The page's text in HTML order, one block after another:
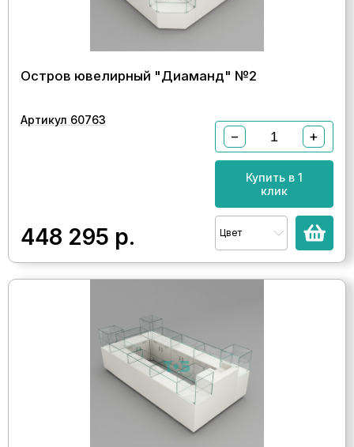
Остров ювелирный "Диаманд" №2
Артикул 60763
448 295 р.
− +
Купить в 1
клик
Цвет